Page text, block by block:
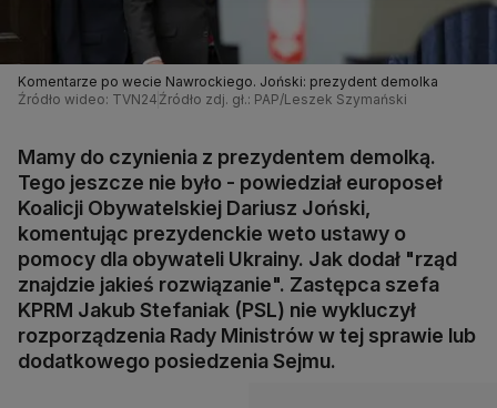
Komentarze po wecie Nawrockiego. Joński: prezydent demolka
Źródło wideo: TVN24 Źródło zdj. gł.: PAP/Leszek Szymański
Mamy do czynienia z prezydentem demolką.
Tego jeszcze nie było - powiedział europoseł
Koalicji Obywatelskiej Dariusz Joński,
komentując prezydenckie weto ustawy o
pomocy dla obywateli Ukrainy. Jak dodał "rząd
znajdzie jakieś rozwiązanie". Zastępca szefa
KPRM Jakub Stefaniak (PSL) nie wykluczył
rozporządzenia Rady Ministrów w tej sprawie lub
dodatkowego posiedzenia Sejmu.